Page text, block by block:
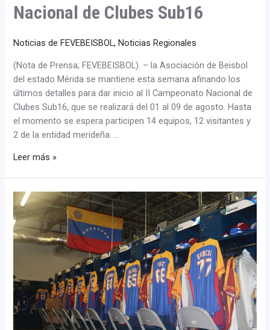
Nacional de Clubes Sub16
Noticias de FEVEBEISBOL,Noticias Regionales
(Nota de Prensa; FEVEBEISBOL). – la Asociación de Beisbol
del estado Mérida se mantiene esta semana afinando los
últimos detalles para dar inicio al II Campeonato Nacional de
Clubes Sub16, que se realizará del 01 al 09 de agosto. Hasta
el momento se espera participen 14 equipos, 12 visitantes y
2 de la entidad merideña. …
Leer más »
Miguel
Cabrera,
Johan
Santana
Martínez
en
el
cuerpo